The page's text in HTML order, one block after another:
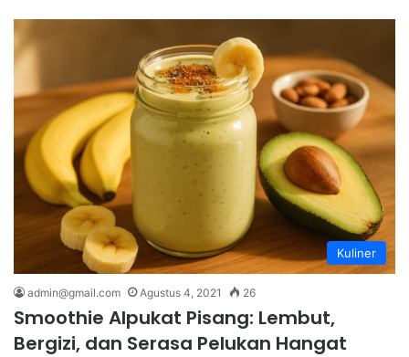
Kuliner
admin@gmail.com Agustus 4, 2021 26
Smoothie Alpukat Pisang: Lembut,
Bergizi, dan Serasa Pelukan Hangat